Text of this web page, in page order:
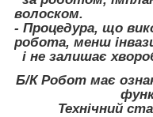
волоском.
- Процедура, що
робота, менш
і не залишає
Б/К Робот має
Технічний